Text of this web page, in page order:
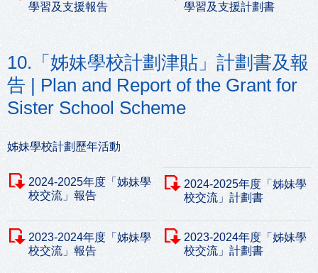
學習及支援報告
學習及支援計劃書
10.「姊妹學校計劃津貼」計劃書及報
告 | Plan and Report of the Grant for
Sister School Scheme
姊妹學校計劃歷年活動
2024-2025年度「姊妹學
校交流」報告
2024-2025年度「姊妹學
校交流」計劃書
2023-2024年度「姊妹學
校交流」報告
2023-2024年度「姊妹學
校交流」計劃書